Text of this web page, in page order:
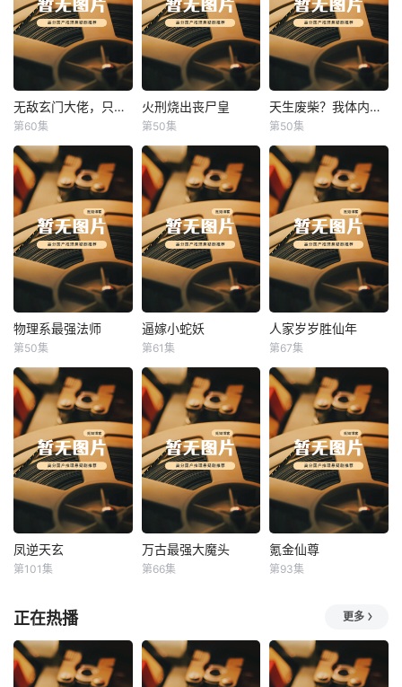
无敌玄门大佬，只听姐姐的话 无敌玄门大佬，只听姐姐的话
第60集
火刑烧出丧尸皇
火刑烧出丧尸皇
第50集
天生废柴？我体内有神血 天生废柴？我体内有神血
第50集
物理系最强法师
物理系最强法师
第50集
逼嫁小蛇妖
逼嫁小蛇妖
第61集
人家岁岁胜仙年
人家岁岁胜仙年
第67集
凤逆天玄
凤逆天玄
第101集
万古最强大魔头
万古最强大魔头
第66集
氪金仙尊
氪金仙尊
第93集
正在热播 更多